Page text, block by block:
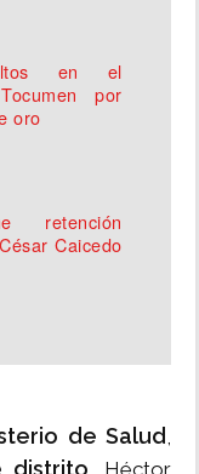
en el
por
oro
retención
Caicedo
de Salud,
distrito